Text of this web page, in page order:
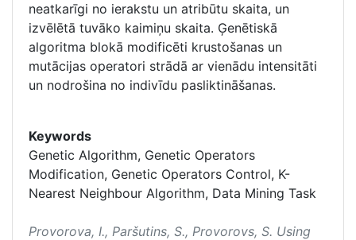
neatkarīgi no ierakstu un atribūtu skaita, un
izvēlētā tuvāko kaimiņu skaita. Ģenētiskā
algoritma blokā modificēti krustošanas un
mutācijas operatori strādā ar vienādu intensitāti
un nodrošina no indivīdu pasliktināšanas.
Keywords
Genetic Algorithm, Genetic Operators
Modification, Genetic Operators Control, K-
Nearest Neighbour Algorithm, Data Mining Task
Provorova, I., Paršutins, S., Provorovs, S. Using